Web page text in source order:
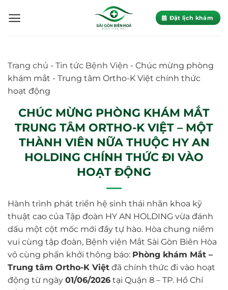
Đặt lịch khám
Trang chủ - Tin tức Bệnh Viện - Chúc mừng phòng
khám mắt - Trung tâm Ortho-K Việt chính thức
hoạt động
CHÚC MỪNG PHÒNG KHÁM MẮT
TRUNG TÂM ORTHO-K VIỆT – MỘT
THÀNH VIÊN NỮA THUỘC HY AN
HOLDING CHÍNH THỨC ĐI VÀO
HOẠT ĐỘNG
Hành trình phát triển hệ sinh thái nhãn khoa kỹ
thuật cao của Tập đoàn HY AN HOLDING vừa đánh
dấu một cột mốc mới đầy tự hào. Hòa chung niềm
vui cùng tập đoàn, Bệnh viện Mắt Sài Gòn Biên Hòa
vô cùng phấn khởi thông báo: Phòng khám Mắt –
Trung tâm Ortho-K Việt đã chính thức đi vào hoạt
động từ ngày 01/06/2026 tại Quận 8 – TP. Hồ Chí